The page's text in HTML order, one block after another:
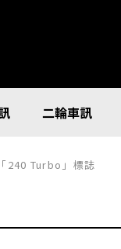
二輪車訊
240 Turbo」標誌